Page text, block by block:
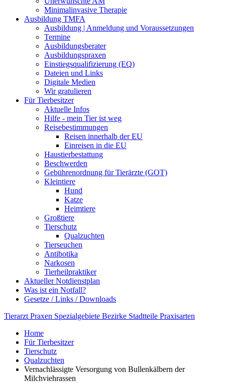
Minimalinvasive Therapie
Ausbildung TMFA
Ausbildung | Anmeldung und Voraussetzungen
Termine
Ausbildungsberater
Ausbildungspraxen
Einstiegsqualifizierung (EQ)
Dateien und Links
Digitale Medien
Wir gratulieren
Für Tierbesitzer
Aktuelle Infos
Hilfe - mein Tier ist weg
Reisebestimmungen
Reisen innerhalb der EU
Einreisen in die EU
Haustierbestattung
Beschwerden
Gebührenordnung für Tierärzte (GOT)
Kleintiere
Hund
Katze
Heimtiere
Großtiere
Tierschutz
Qualzuchten
Tierseuchen
Antibotika
Narkosen
Tierheilpraktiker
Aktueller Notdienstplan
Was ist ein Notfall?
Gesetze / Links / Downloads
Tierarzt Praxen Spezialgebiete Bezirke Stadtteile Praxisarten
Home
Für Tierbesitzer
Tierschutz
Qualzuchten
Vernachlässigte Versorgung von Bullenkälbern der
Milchviehrassen